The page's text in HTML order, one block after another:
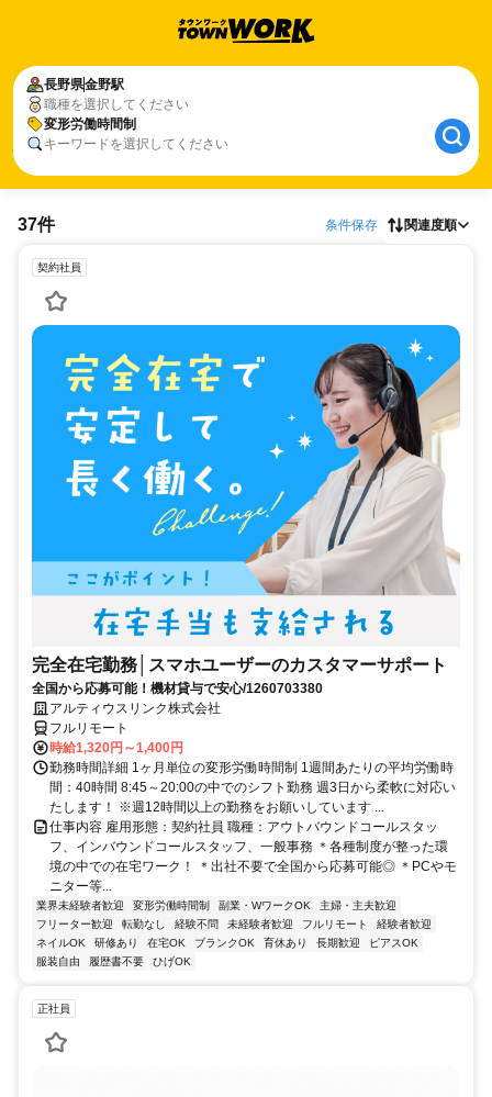
長野県金野駅
職種を選択してください
変形労働時間制
キーワードを選択してください
37件 条件保存 関連度順
契約社員
完全在宅勤務│スマホユーザーのカスタマーサポート
全国から応募可能！機材貸与で安心/1260703380
アルティウスリンク株式会社
フルリモート
時給1,320円～1,400円
勤務時間詳細 1ヶ月単位の変形労働時間制 1週間あたりの平均労働時
間：40時間 8:45～20:00の中でのシフト勤務 週3日から柔軟に対応い
たします！ ※週12時間以上の勤務をお願いしています ...
仕事内容 雇用形態：契約社員 職種：アウトバウンドコールスタッ
フ、インバウンドコールスタッフ、一般事務 ＊各種制度が整った環
境の中での在宅ワーク！ ＊出社不要で全国から応募可能◎ ＊PCやモ
ニター等...
業界未経験者歓迎 変形労働時間制 副業・WワークOK
主婦・主夫歓迎
フリーター歓迎
転勤なし 経験不問 未経験者歓迎 フルリモート
経験者歓迎
ネイルOK
研修あり 在宅OK ブランクOK 育休あり 長期歓迎
ピアスOK
服装自由
履歴書不要 ひげOK
正社員